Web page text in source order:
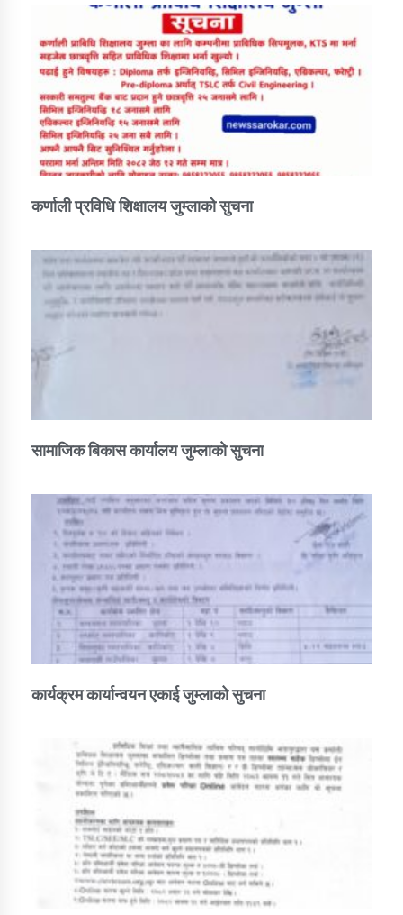
तातोपानी गाउँपालिका जुम्लाको सूचना
कर्णाली प्रविधि शिक्षालय जुम्लाको सुचना
सामाजिक बिकास कार्यालय जुम्लाकाे सुचना
कार्यक्रम कार्यान्वयन एकाई जुम्लाको सुचना